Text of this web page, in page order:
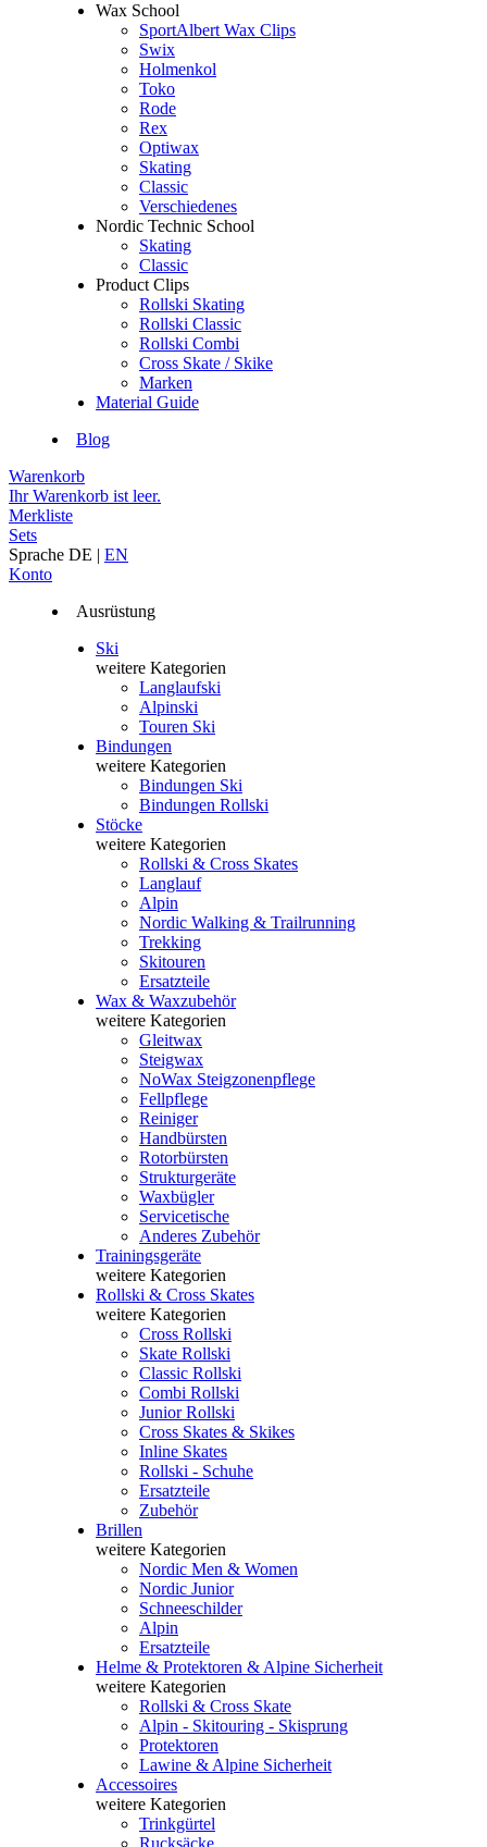
Wax School
SportAlbert Wax Clips
Swix
Holmenkol
Toko
Rode
Rex
Optiwax
Skating
Classic
Verschiedenes
Nordic Technic School
Skating
Classic
Product Clips
Rollski Skating
Rollski Classic
Rollski Combi
Cross Skate / Skike
Marken
Material Guide
Blog
Warenkorb
Ihr Warenkorb ist leer.
Merkliste
Sets
Sprache DE | EN
Konto
Ausrüstung
Ski
weitere Kategorien
Langlaufski
Alpinski
Touren Ski
Bindungen
weitere Kategorien
Bindungen Ski
Bindungen Rollski
Stöcke
weitere Kategorien
Rollski & Cross Skates
Langlauf
Alpin
Nordic Walking & Trailrunning
Trekking
Skitouren
Ersatzteile
Wax & Waxzubehör
weitere Kategorien
Gleitwax
Steigwax
NoWax Steigzonenpflege
Fellpflege
Reiniger
Handbürsten
Rotorbürsten
Strukturgeräte
Waxbügler
Servicetische
Anderes Zubehör
Trainingsgeräte
weitere Kategorien
Rollski & Cross Skates
weitere Kategorien
Cross Rollski
Skate Rollski
Classic Rollski
Combi Rollski
Junior Rollski
Cross Skates & Skikes
Inline Skates
Rollski - Schuhe
Ersatzteile
Zubehör
Brillen
weitere Kategorien
Nordic Men & Women
Nordic Junior
Schneeschilder
Alpin
Ersatzteile
Helme & Protektoren & Alpine Sicherheit
weitere Kategorien
Rollski & Cross Skate
Alpin - Skitouring - Skisprung
Protektoren
Lawine & Alpine Sicherheit
Accessoires
weitere Kategorien
Trinkgürtel
Rucksäcke